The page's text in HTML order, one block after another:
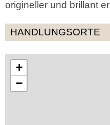
origineller und brillant
HANDLUNGSORTE
+
−